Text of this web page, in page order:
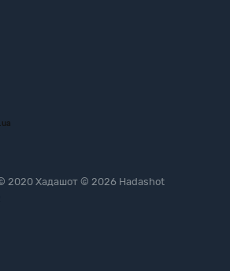
2020 Хадашот © 2026 Hadashot